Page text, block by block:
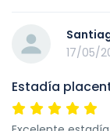
17/05/
Estadía